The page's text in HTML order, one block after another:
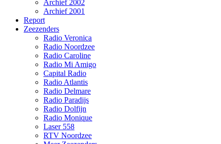
Archief 2002
Archief 2001
Report
Zeezenders
Radio Veronica
Radio Noordzee
Radio Caroline
Radio Mi Amigo
Capital Radio
Radio Atlantis
Radio Delmare
Radio Paradijs
Radio Dolfijn
Radio Monique
Laser 558
RTV Noordzee